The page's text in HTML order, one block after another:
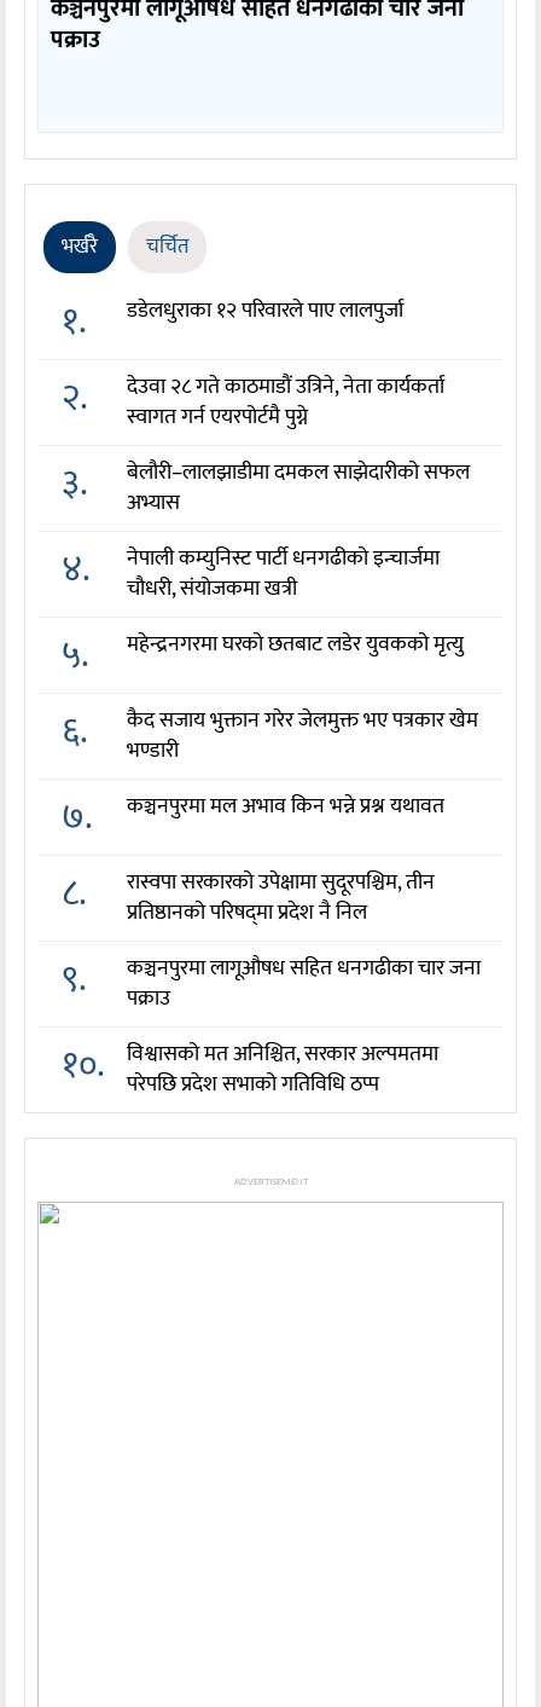
कञ्चनपुरमा लागूऔषध सहित धनगढीका चार जना
पक्राउ
भर्खरै चर्चित
१. डडेलधुराका १२ परिवारले पाए लालपुर्जा
२.
देउवा २८ गते काठमाडौं उत्रिने, नेता कार्यकर्ता
स्वागत गर्न एयरपोर्टमै पुग्ने
३.
बेलौरी–लालझाडीमा दमकल साझेदारीको सफल
अभ्यास
४.
नेपाली कम्युनिस्ट पार्टी धनगढीको इन्चार्जमा
चौधरी, संयोजकमा खत्री
५. महेन्द्रनगरमा घरको छतबाट लडेर युवकको मृत्यु
६.
कैद सजाय भुक्तान गरेर जेलमुक्त भए पत्रकार खेम
भण्डारी
७. कञ्चनपुरमा मल अभाव किन भन्ने प्रश्न यथावत
८.
रास्वपा सरकारको उपेक्षामा सुदूरपश्चिम, तीन
प्रतिष्ठानको परिषद्‌मा प्रदेश नै निल
९.
कञ्चनपुरमा लागूऔषध सहित धनगढीका चार जना
पक्राउ
१०.
विश्वासको मत अनिश्चित, सरकार अल्पमतमा
परेपछि प्रदेश सभाको गतिविधि ठप्प
ADVERTISEMENT